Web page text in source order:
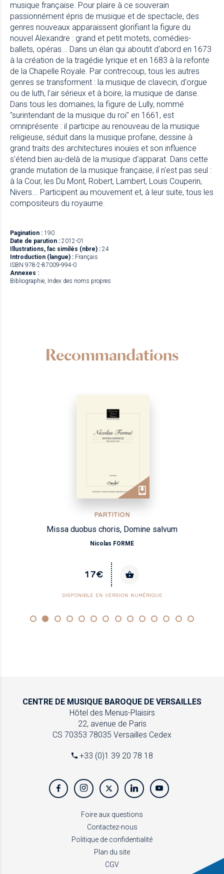
musique française. Pour plaire à ce souverain
passionnément épris de musique et de spectacle, des
genres nouveaux apparaissent glorifiant la figure du
nouvel Alexandre : grand et petit motets, comédies-
ballets, opéras... Dans un élan qui aboutit d'abord en 1673
à la création de la tragédie lyrique et en 1683 à la refonte
de la Chapelle Royale. Par contrecoup, tous les autres
genres se transforment : la musique de clavecin, d'orgue
ou de luth, l'air sérieux et à boire, la musique de danse.
Dans tous les domaines, la figure de Lully, nommé
"surintendant de la musique du roi" en 1661, est
omniprésente : il participe au renouveau de la musique
religieuse, séduit dans la musique profane, dessine à
grand traits des architectures inouïes et son influence
s'étend bien au-delà de la musique d'apparat. Dans cette
grande mutation de la musique française, il n'est pas seul :
à la Cour, les Du Mont, Robert, Lambert, Louis Couperin,
Nivers... Participent au mouvement et, à leur suite, tous les
compositeurs du royaume.
Pagination : 190
Date de parution : 2012-01
Illustrations, fac similés (nbre) : 24
Introduction (langue) : Français
ISBN 978-2-87009-994-0
Annexes :
Bibliographie, Index des noms propres
Recommandations
PARTITION
Missa duobus choris, Domine salvum
Nicolas FORME
17€
DISPONIBLE EN VERSION NUMÉRIQUE
CENTRE DE MUSIQUE BAROQUE DE VERSAILLES
Hôtel des Menus-Plaisirs
22, avenue de Paris
CS 70353 78035 Versailles Cedex
+33 (0)1 39 20 78 18
Foire aux questions
Contactez-nous
Politique de confidentialité
Plan du site
CGV